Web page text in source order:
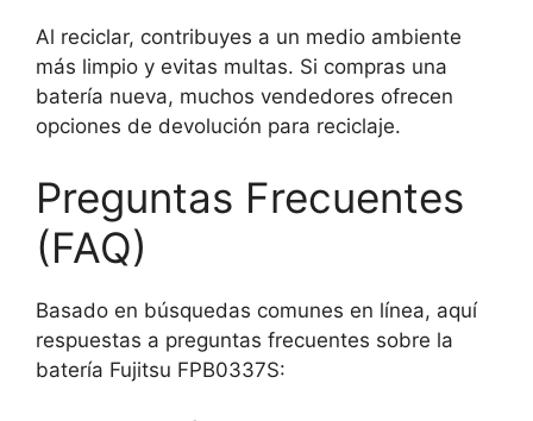
Al reciclar, contribuyes a un medio ambiente
más limpio y evitas multas. Si compras una
batería nueva, muchos vendedores ofrecen
opciones de devolución para reciclaje.
Preguntas Frecuentes
(FAQ)
Basado en búsquedas comunes en línea, aquí
respuestas a preguntas frecuentes sobre la
batería Fujitsu FPB0337S: